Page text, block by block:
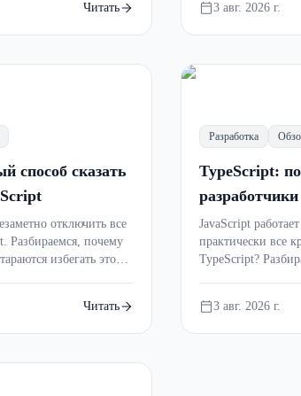
Читать
3 авг. 2026 г.
способ сказать
отключить все
Разбираемся, почему
избегать этого
Читать
Разработка
TypeScript:
после
JavaScript
практически все
TypeScript?
багов.
3 авг. 2026 г.